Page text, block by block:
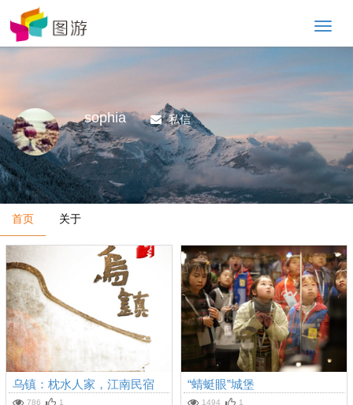
sophia 私信
首页 关于
乌镇：枕水人家，江南民宿
786 1
“蜻蜓眼”城堡
1494 1